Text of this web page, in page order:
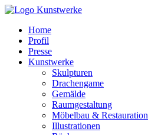
Home
Profil
Presse
Kunstwerke
Skulpturen
Drachengame
Gemälde
Raumgestaltung
Möbelbau & Restauration
Illustrationen